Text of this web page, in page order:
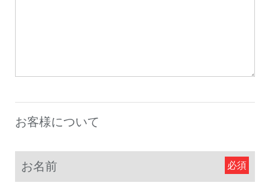
お客様について
お名前